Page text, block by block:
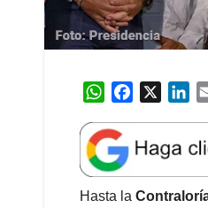
W
a
t
s
A
e
b
o
k
e
d
Hasta la